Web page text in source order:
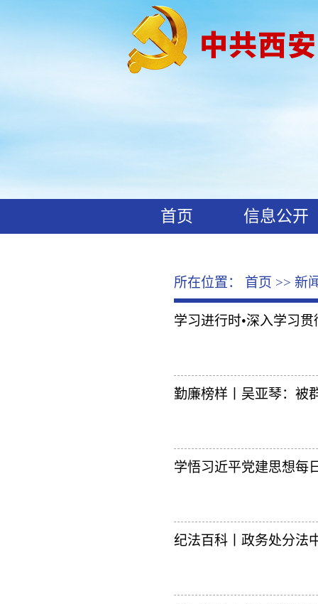
首页
信息公开
所在位置： 首页 >> 新
学习进行时•深入学习
勤廉榜样丨吴亚琴：被
学悟习近平党建思想每
纪法百科丨政务处分法